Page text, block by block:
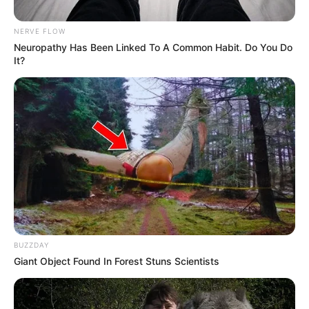
AQngel Julio Rodelo
OLIMPIADA MUNDIAL DE AJEDREZ SUB16
Por:Ángel Julio Rodelo
Marzo 14, 2025
UNIRSE AL CANAL DE WHATSAPP
NERVE FLOW
Neuropathy Has Been Linked To A Common Habit. Do You Do
It?
BUZZDAY
Giant Object Found In Forest Stuns Scientists